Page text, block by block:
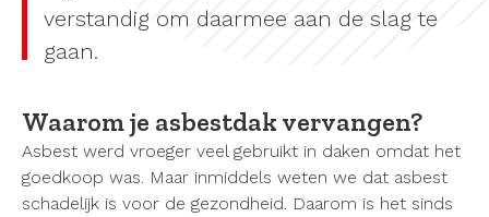
verstandig om daarmee aan de slag te
gaan.
Waarom je asbestdak vervangen?
Asbest werd vroeger veel gebruikt in daken omdat het
goedkoop was. Maar inmiddels weten we dat asbest
schadelijk is voor de gezondheid. Daarom is het sinds